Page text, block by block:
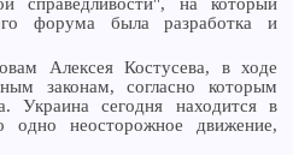
форума была разработка и
Алексея Костусева, в ходе
законам, согласно которым
Украина сегодня находится в
неосторожное движение,